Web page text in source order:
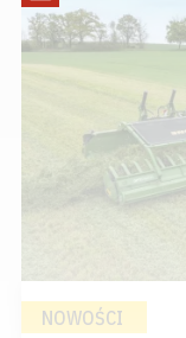
NOWOŚCI